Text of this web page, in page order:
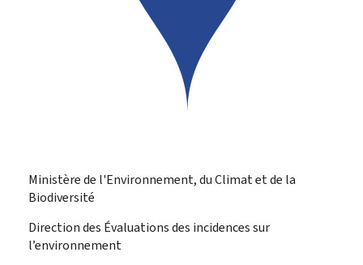
Ministère de l'Environnement, du Climat et de la
Biodiversité
Direction des Évaluations des incidences sur
l’environnement